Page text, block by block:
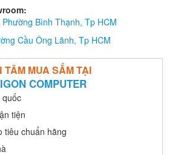
Bình Thạnh, Tp HCM
Cầu Ông Lãnh, Tp HCM
TÂM MUA SẮM TẠI
COMPUTER
tiện
tiêu chuẩn hãng